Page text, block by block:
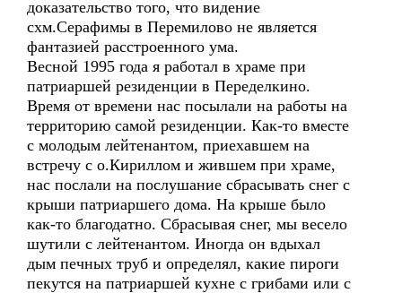
доказательство того, что видение
схм.Серафимы в Перемилово не является
фантазией расстроенного ума.
Весной 1995 года я работал в храме при
патриаршей резиденции в Переделкино.
Время от времени нас посылали на работы на
территорию самой резиденции. Как-то вместе
с молодым лейтенантом, приехавшем на
встречу с о.Кириллом и жившем при храме,
нас послали на послушание сбрасывать снег с
крыши патриаршего дома. На крыше было
как-то благодатно. Сбрасывая снег, мы весело
шутили с лейтенантом. Иногда он вдыхал
дым печных труб и определял, какие пироги
пекутся на патриаршей кухне с грибами или с